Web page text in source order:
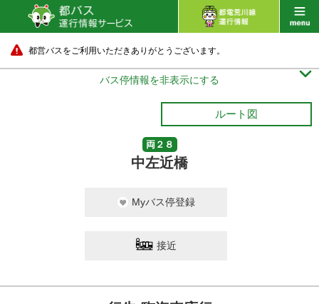
都営バスをご利用いただきありがとうございます。
バス停情報を非表示にする 
ルート図
両２８
中左近橋
Myバス停登録
接近